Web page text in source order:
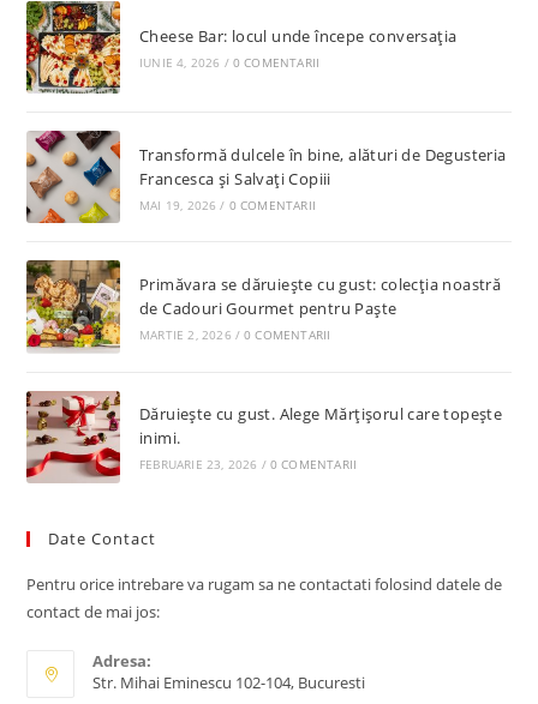
Cheese Bar: locul unde începe conversația
IUNIE 4, 2026 / 0 COMENTARII
Transformă dulcele în bine, alături de Degusteria
Francesca și Salvați Copiii
MAI 19, 2026 / 0 COMENTARII
Primăvara se dăruiește cu gust: colecția noastră
de Cadouri Gourmet pentru Paște
MARTIE 2, 2026 / 0 COMENTARII
Dăruiește cu gust. Alege Mărțișorul care topește
inimi.
FEBRUARIE 23, 2026 / 0 COMENTARII
Date Contact
Pentru orice intrebare va rugam sa ne contactati folosind datele de
contact de mai jos:
Adresa:
Str. Mihai Eminescu 102-104, Bucuresti